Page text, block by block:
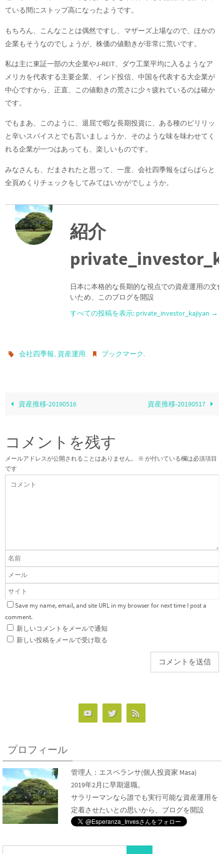
ている間にストップ高になったようです。
もちろん、こんなことは偶然ですし、マザーズ上場なので、ほかの
企業もそうなのでしょうが、株価の値動きが非常に荒いです。
私は主に東証一部の大企業やJ-REIT、ダウ工業平均に入るようなア
メリカを代表する主要企業、インド投信、中国を代表する大企業が
中心ですから、正直、この値動きの荒さに少々疲れているのは確か
です。
でもまあ、このように、退屈で暇な長期投資に、ある種のピリリッ
と辛いスパイスとでも言いましょうか、そのような味を味わせてく
れる企業が一つはあっても、楽しいものです。
みなさんも、だまされたと思って、一度、会社四季報をぱらぱらと
全頁めくりチェックをしてみてはいかがでしょうか。
紹介
日本に本格的な長期的な視点での資産運用の文
いため、このブログを開設
すべての投稿を表示: private_investor_kajiyan →
会社四季報, 資産運用. ブックマーク.
資産推移-20190516 資産推移-20190517
コメントを残す
メールアドレスが公開されることはありません。 ※ が付いている欄は必須項目
です
Save my name, email, and site URL in my browser for next time I post a
comment.
新しいコメントをメールで通知
新しい投稿をメールで受け取る
プロフィール
管理人： エスペランサ(個人投資家 Masa)
2019年2月に早期退職。
サラリーマンなら誰でも実行可能な資産運用を
定着させたいとの思いから、ブログを開設